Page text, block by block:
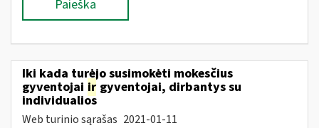
Paieška
Iki kada turėjo susimokėti mokesčius
gyventojai ir gyventojai, dirbantys su
individualios
Web turinio sąrašas 2021-01-11